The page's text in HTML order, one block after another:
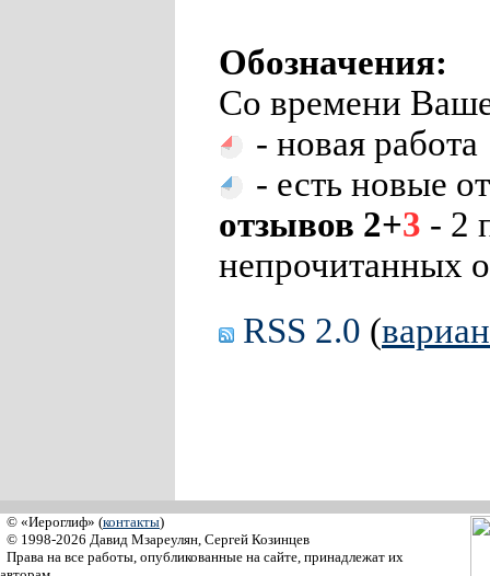
Обозначения:
Со времени
- новая работа
- есть новые
отзывов 2+3 - 2
непрочитанных
RSS 2.0 (
© «Иероглиф» (контакты)
© 1998-2026 Давид Мзареулян, Сергей Козинцев
Права на все работы, опубликованные на сайте, принадлежат их